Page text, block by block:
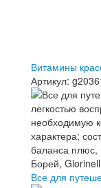
Витамины
Артикул:
Все для